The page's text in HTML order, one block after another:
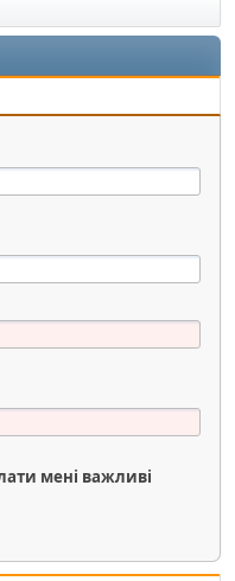
мені важливі